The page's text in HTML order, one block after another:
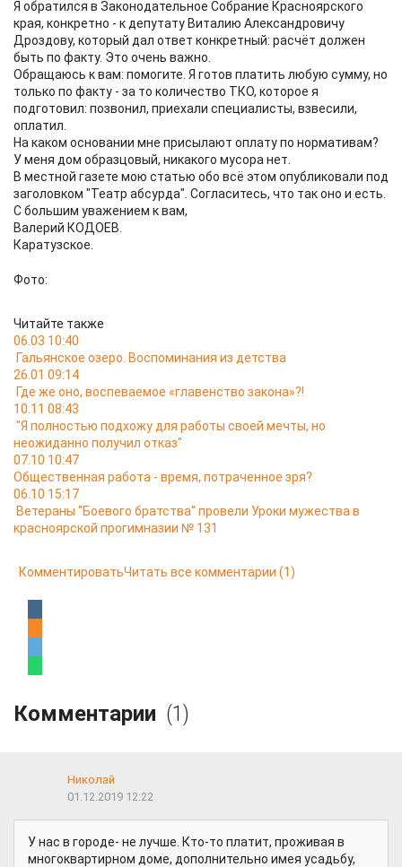
Я обратился в Законодательное Собрание Красноярского
края, конкретно - к депутату Виталию Александровичу
Дроздову, который дал ответ конкретный: расчёт должен
быть по факту. Это очень важно.
Обращаюсь к вам: помогите. Я готов платить любую сумму, но
только по факту - за то количество ТКО, которое я
подготовил: позвонил, приехали специалисты, взвесили,
оплатил.
На каком основании мне присылают оплату по нормативам?
У меня дом образцовый, никакого мусора нет.
В местной газете мою статью обо всё этом опубликовали под
заголовком "Театр абсурда". Согласитесь, что так оно и есть.
С большим уважением к вам,
Валерий КОДОЕВ.
Каратузское.
Фото:
Читайте также
06.03 10:40
Гальянское озеро. Воспоминания из детства
26.01 09:14
Где же оно, воспеваемое «главенство закона»?!
10.11 08:43
"Я полностью подхожу для работы своей мечты, но
неожиданно получил отказ"
07.10 10:47
Общественная работа - время, потраченное зря?
06.10 15:17
Ветераны "Боевого братства" провели Уроки мужества в
красноярской прогимназии № 131
КомментироватьЧитать все комментарии (1)
Комментарии (1)
Николай
01.12.2019 12:22
У нас в городе- не лучше. Кто-то платит, проживая в
многоквартирном доме, дополнительно имея усадьбу,